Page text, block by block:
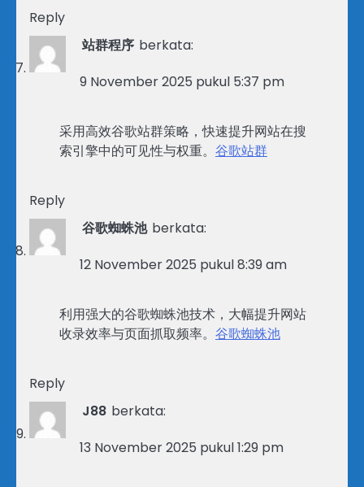
Reply
站群程序 berkata:
9 November 2025 pukul 5:37 pm
采用高效谷歌站群策略，快速提升网站在搜
索引擎中的可见性与权重。 谷歌站群
Reply
谷歌蜘蛛池 berkata:
12 November 2025 pukul 8:39 am
利用强大的谷歌蜘蛛池技术，大幅提升网站
收录效率与页面抓取频率。 谷歌蜘蛛池
Reply
J88 berkata:
13 November 2025 pukul 1:29 pm